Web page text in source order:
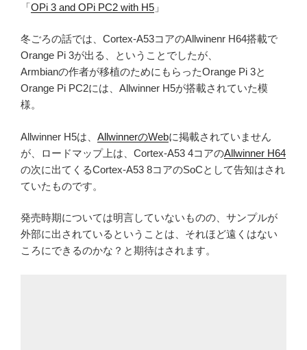
「OPi 3 and OPi PC2 with H5 」
冬ごろの話では、Cortex-A53コアのAllwinenr H64搭載で
Orange Pi 3が出る、ということでしたが、
Armbianの作者が移植のためにもらったOrange Pi 3と
Orange Pi PC2には、Allwinner H5が搭載されていた模
様。
Allwinner H5は、 AllwinnerのWebに掲載されていません
が、ロードマップ上は、Cortex-A53 4コアのAllwinner H64
の次に出てくるCortex-A53 8コアのSoCとして告知はされ
ていたものです。
発売時期については明言していないものの、サンプルが
外部に出されているということは、それほど遠くはない
ころにできるのかな？と期待はされます。